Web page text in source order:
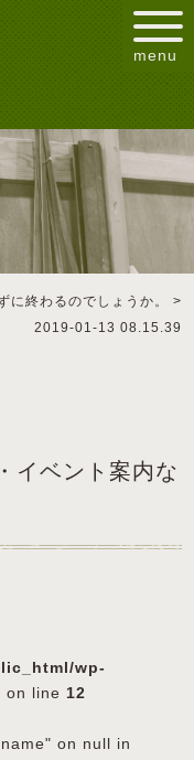
menu
に終わるのでしょうか。
>
2019-01-13 08.15.39
イベント案内な
wp-
on line 12
on null in